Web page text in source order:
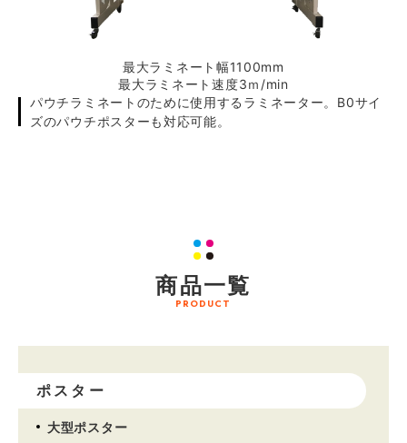
商品一覧
PRODUCT
ポスター
大型ポスター
最大ラミネート幅1100mm
最大ラミネート速度3ｍ/min
パウチラミネートのために使用するラミネーター。B0サイ
ズのパウチポスターも対応可能。